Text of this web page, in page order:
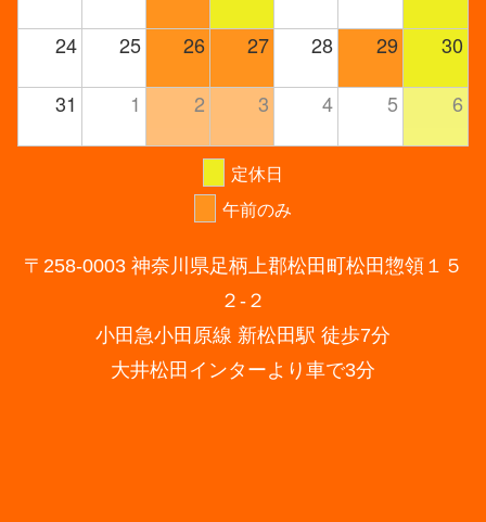
24 25 26 27 28 29 30
31 1 2 3 4 5 6
定休日
午前のみ
〒258-0003 神奈川県足柄上郡松田町松田惣領１５
２-２
小田急小田原線 新松田駅 徒歩7分
大井松田インターより車で3分